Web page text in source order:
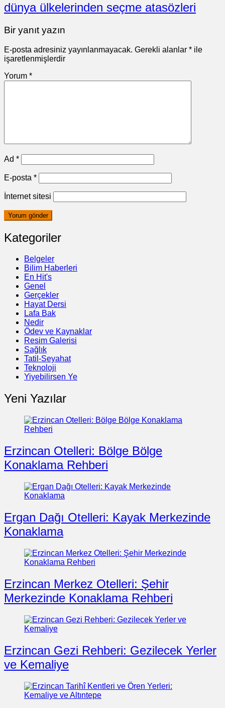
dünya ülkelerinden seçme atasözleri
Bir yanıt yazın
E-posta adresiniz yayınlanmayacak. Gerekli alanlar * ile
işaretlenmişlerdir
Yorum *
Ad *
E-posta *
İnternet sitesi
Kategoriler
Belgeler
Bilim Haberleri
En Hit's
Genel
Gerçekler
Hayat Dersi
Lafa Bak
Nedir
Ödev ve Kaynaklar
Resim Galerisi
Sağlık
Tatil-Seyahat
Teknoloji
Yiyebilirsen Ye
Yeni Yazılar
Erzincan Otelleri: Bölge Bölge
Konaklama Rehberi
Ergan Dağı Otelleri: Kayak Merkezinde
Konaklama
Erzincan Merkez Otelleri: Şehir
Merkezinde Konaklama Rehberi
Erzincan Gezi Rehberi: Gezilecek Yerler
ve Kemaliye